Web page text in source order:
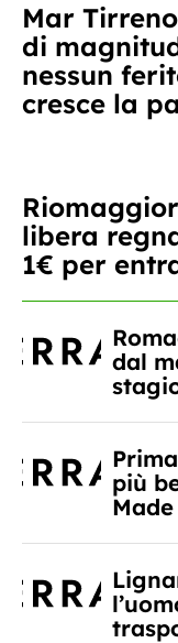
Mar
di
nessun
cresce la
libera
1€ per
dal
più